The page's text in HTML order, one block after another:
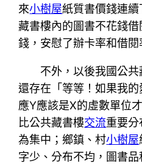
來小樹屋紙質書價錢連
藏書樓內的圖書不花錢
錢，安慰了辦卡率和借閱
不外，以後我國公
還存在「等等！如果我
應Y應該是X的虛數單位
比公共藏書樓交流重要
為集中；鄉鎮、村小樹屋
字少、分布不均，圖書